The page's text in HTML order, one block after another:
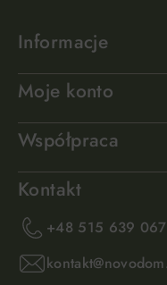
Informacje
Moje konto
Współpraca
Kontakt
+48 515 639 067